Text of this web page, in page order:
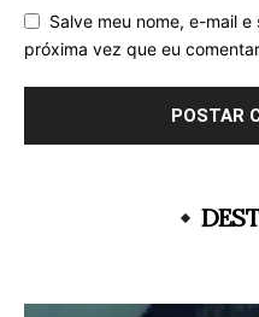
Salve meu nome, e-mail
próxima vez que eu